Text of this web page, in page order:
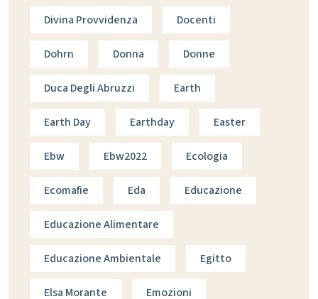
Divina Provvidenza Docenti
Dohrn Donna Donne
Duca Degli Abruzzi Earth
Earth Day Earthday Easter
Ebw Ebw2022 Ecologia
Ecomafie Eda Educazione
Educazione Alimentare
Educazione Ambientale Egitto
Elsa Morante Emozioni